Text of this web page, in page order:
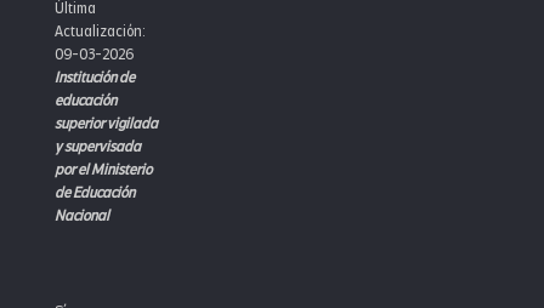
Última
Actualización:
09-03-2026
Institución de
educación
superior vigilada
y supervisada
por el Ministerio
de Educación
Nacional